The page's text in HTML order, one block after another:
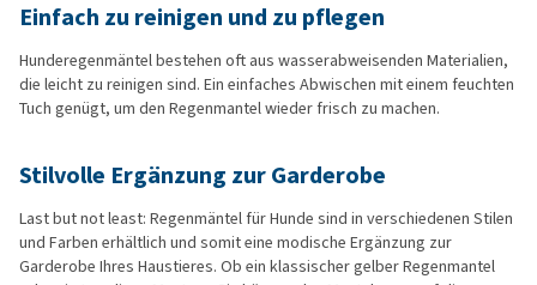
Einfach zu reinigen und zu pflegen
Hunderegenmäntel bestehen oft aus wasserabweisenden Materialien,
die leicht zu reinigen sind. Ein einfaches Abwischen mit einem feuchten
Tuch genügt, um den Regenmantel wieder frisch zu machen.
Stilvolle Ergänzung zur Garderobe
Last but not least: Regenmäntel für Hunde sind in verschiedenen Stilen
und Farben erhältlich und somit eine modische Ergänzung zur
Garderobe Ihres Haustieres. Ob ein klassischer gelber Regenmantel